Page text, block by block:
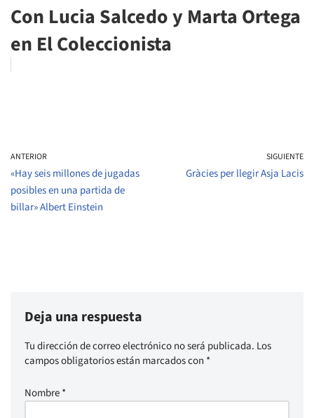
Con Lucia Salcedo y Marta Ortega
en El Coleccionista
ANTERIOR
«Hay seis millones de jugadas
posibles en una partida de
billar» Albert Einstein
SIGUIENTE
Gràcies per llegir Asja Lacis
Deja una respuesta
Tu dirección de correo electrónico no será publicada. Los
campos obligatorios están marcados con *
Nombre*